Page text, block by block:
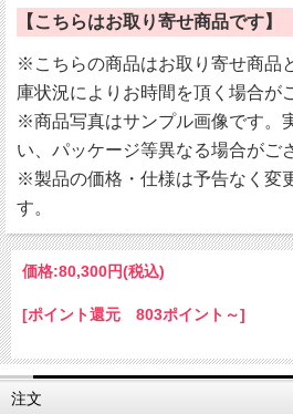
【こちらはお取り寄せ商品です】
※こちらの商品はお取り寄せ商品
庫状況によりお時間を頂く場合が
※商品写真はサンプル画像です。
い、パッケージ等異なる場合がご
※製品の価格・仕様は予告なく変
す。
価格:80,300円(税込)
[ポイント還元 803ポイント～]
注文